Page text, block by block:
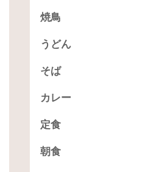
焼鳥
うどん
そば
カレー
定食
朝食